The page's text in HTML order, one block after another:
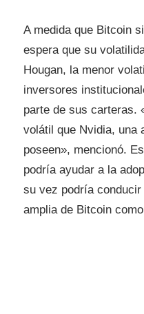
A medida que Bitcoin
espera que su
Hougan, la menor
inversores
parte de sus carteras.
volátil que Nvidia, una
poseen», mencionó.
podría ayudar a la
su vez podría
amplia de Bitcoin